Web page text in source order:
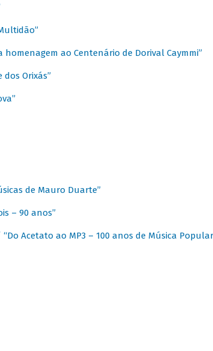
ao Centenário de Dorival Caymmi”
Orixás”
de Mauro Duarte”
– 90 anos”
Acetato ao MP3 – 100 anos de Música